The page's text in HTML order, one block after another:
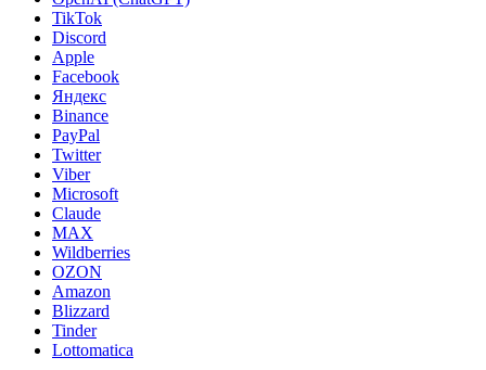
TikTok
Discord
Apple
Facebook
Яндекс
Binance
PayPal
Twitter
Viber
Microsoft
Claude
MAX
Wildberries
OZON
Amazon
Blizzard
Tinder
Lottomatica